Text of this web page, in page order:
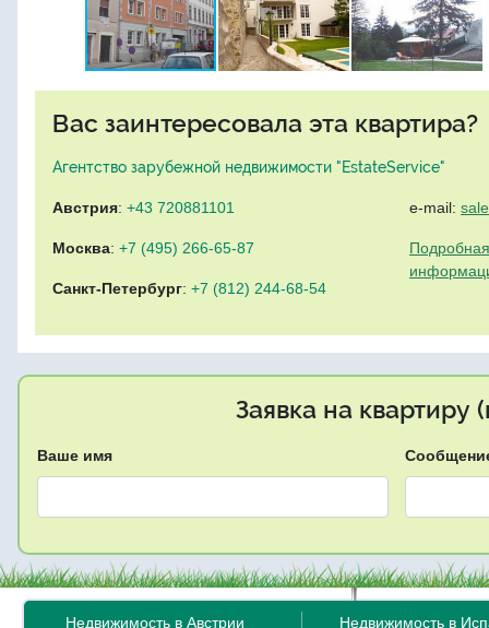
Вас заинтересовала эта квартира?
Агентство зарубежной недвижимости "EstateService"
Австрия: +43 720881101
Москва: +7 (495) 266-65-87
Санкт-Петербург: +7 (812) 244-68-54
e-mail:
Заявка на квартиру
Ваше имя
Недвижимость в Австрии
Недвижимость в